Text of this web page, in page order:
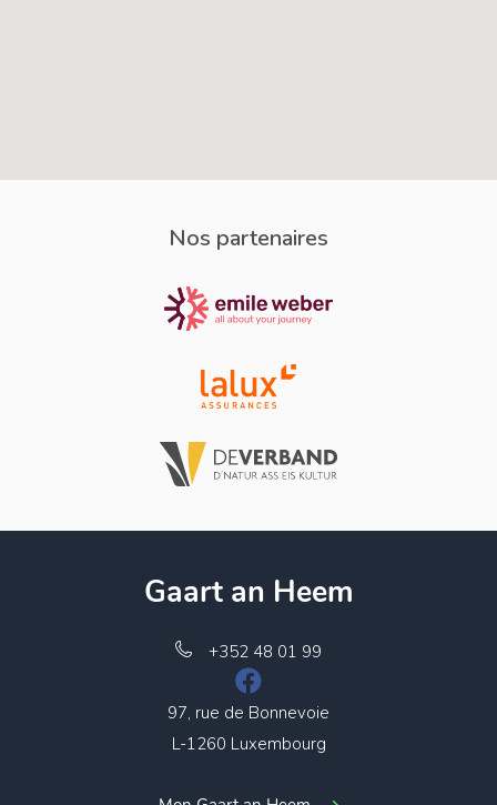
Nos partenaires
Gaart an Heem
+352 48 01 99
97, rue de Bonnevoie
L-1260 Luxembourg